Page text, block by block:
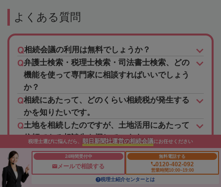
よくある質問
相続会議の利用は無料でしょうか？
弁護士検索・税理士検索・司法書士検索、どの
機能を使って専門家に相談すればいいでしょう
か？
相続にあたって、どのくらい相続税が発生する
かを知りたいです。
土地を相続したのですが、土地活用にあたって
信頼できる相談先を探しています。
相続についてわからない事が多いため、手続き
や相談先、法律など色々知りたいです。
「ランキング」や「口コミ」「おすすめ」って
税理士選びに悩んだら、 朝日新聞社運営の相続会議にお任せください
24時間受付中
メールで相談する
無料電話する
0120-402-092
営業時間10:00~19:00
税理士紹介センターとは